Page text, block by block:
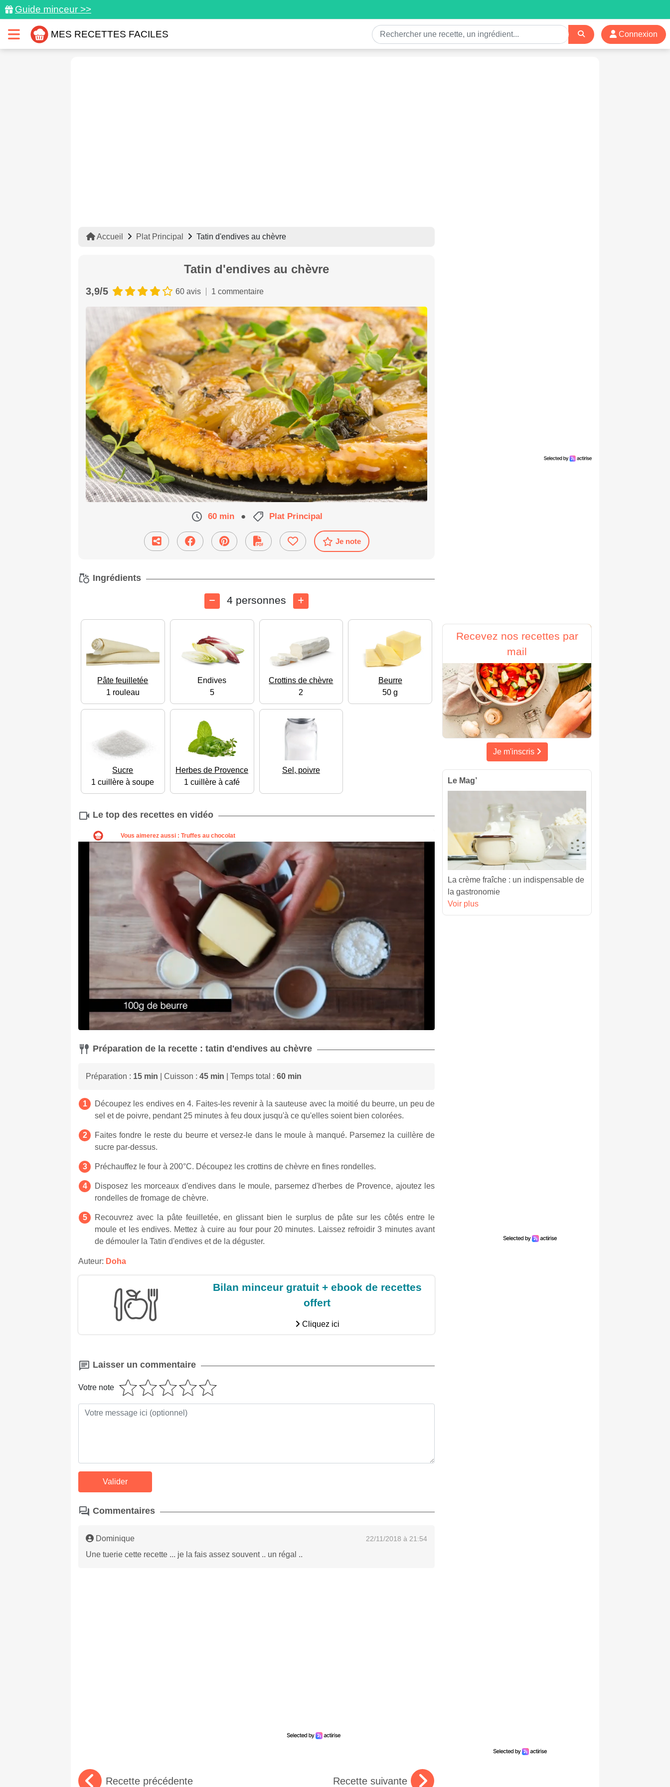
Guide minceur >>
MES RECETTES FACILES Connexion
Accueil Plat Principal Tatin d'endives au chèvre
Tatin d'endives au chèvre
3,9/5 60 avis 1 commentaire
60 min ● Plat Principal
Je note
Ingrédients
4 personnes
Pâte feuilletée
1 rouleau
Endives
5
Crottins de chèvre
2
Beurre
50 g
Sucre
1 cuillère à soupe
Herbes de Provence
1 cuillère à café
Sel, poivre
Le top des recettes en vidéo
Préparation de la recette : tatin d'endives au chèvre
Préparation : 15 min | Cuisson : 45 min | Temps total : 60 min
Découpez les endives en 4. Faites-les revenir à la sauteuse avec la moitié du beurre, un peu de
sel et de poivre, pendant 25 minutes à feu doux jusqu'à ce qu'elles soient bien colorées.
Faites fondre le reste du beurre et versez-le dans le moule à manqué. Parsemez la cuillère de
sucre par-dessus.
Préchauffez le four à 200°C. Découpez les crottins de chèvre en fines rondelles.
Disposez les morceaux d'endives dans le moule, parsemez d'herbes de Provence, ajoutez les
rondelles de fromage de chèvre.
Recouvrez avec la pâte feuilletée, en glissant bien le surplus de pâte sur les côtés entre le
moule et les endives. Mettez à cuire au four pour 20 minutes. Laissez refroidir 3 minutes avant
de démouler la Tatin d'endives et de la déguster.
Auteur: Doha
Bilan minceur gratuit + ebook de recettes
offert
Cliquez ici
Laisser un commentaire
Votre note
Commentaires
Dominique 22/11/2018 à 21:54
Une tuerie cette recette ... je la fais assez souvent .. un régal ..
Recette précédente Recette suivante
Recevez nos recettes par
mail
Je m'inscris
Le Mag’
La crème fraîche : un indispensable de
la gastronomie
Voir plus